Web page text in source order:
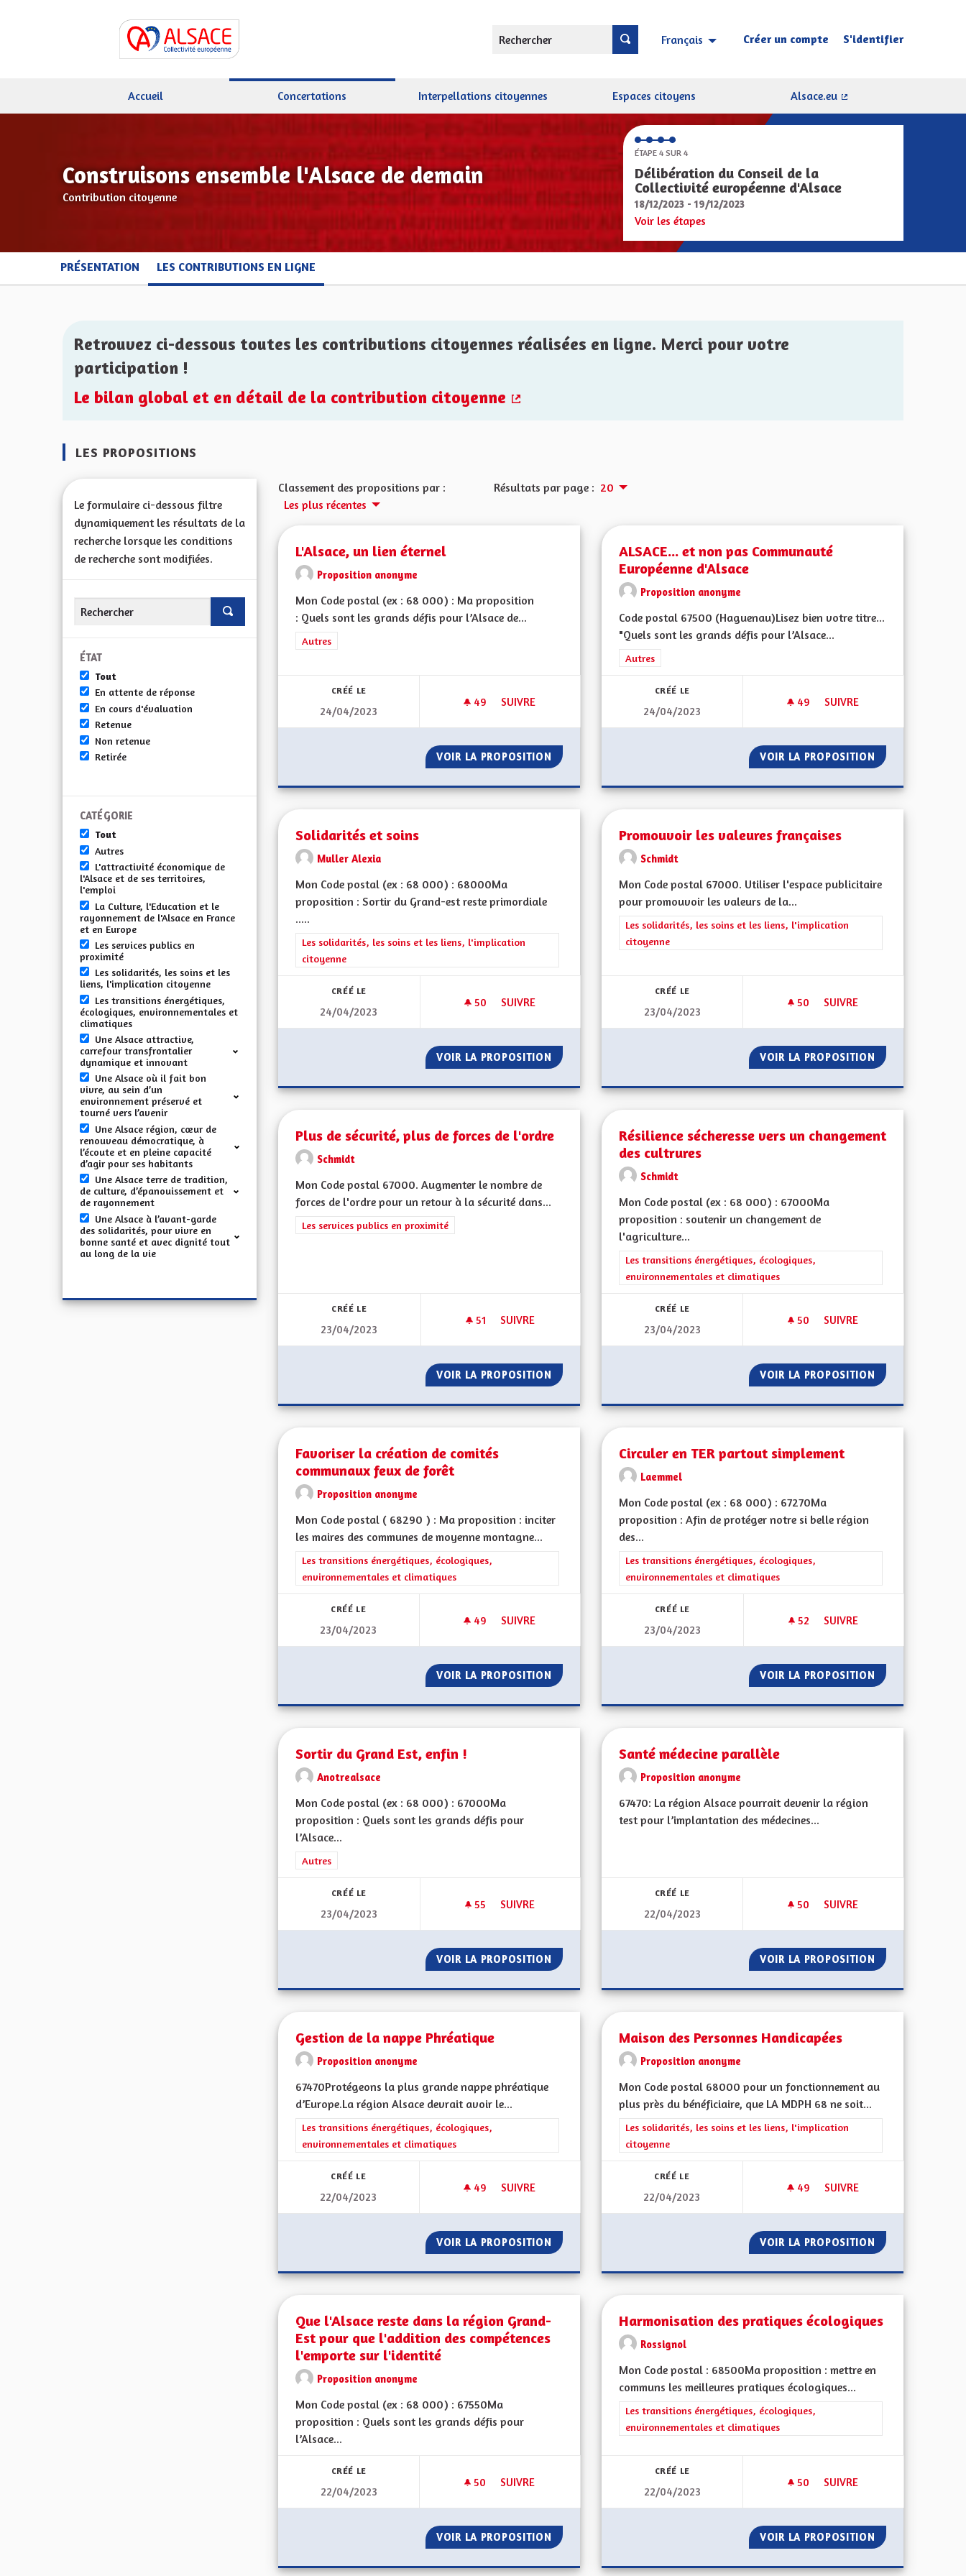
Rechercher Français Choisir la langue Sprache wählen
Créer un compte S'identifier
Accueil Concertations Interpellations citoyennes Espaces citoyens
Alsace.eu
Construisons ensemble l'Alsace de demain
Contribution citoyenne
ÉTAPE 4 SUR 4
Délibération du Conseil de la
Collectivité européenne d'Alsace
18/12/2023 - 19/12/2023
Voir les étapes
PRÉSENTATION LES CONTRIBUTIONS EN LIGNE
Retrouvez ci-dessous toutes les contributions citoyennes réalisées en ligne. Merci pour votre
participation !
Le bilan global et en détail de la contribution citoyenne
LES PROPOSITIONS
Le formulaire ci-dessous filtre
dynamiquement les résultats de la
recherche lorsque les conditions
de recherche sont modifiées.
ÉTAT
Tout
En attente de réponse
En cours d'évaluation
Retenue
Non retenue
Retirée
CATÉGORIE
Tout
Autres
L'attractivité économique de
l'Alsace et de ses territoires,
l'emploi
La Culture, l'Education et le
rayonnement de l'Alsace en France
et en Europe
Les services publics en
proximité
Les solidarités, les soins et les
liens, l'implication citoyenne
Les transitions énergétiques,
écologiques, environnementales et
climatiques
Une Alsace attractive,
carrefour transfrontalier
dynamique et innovant
Une Alsace où il fait bon
vivre, au sein d’un
environnement préservé et
tourné vers l’avenir
Une Alsace région, cœur de
renouveau démocratique, à
l’écoute et en pleine capacité
d’agir pour ses habitants
Une Alsace terre de tradition,
de culture, d’épanouissement et
de rayonnement
Une Alsace à l’avant-garde
des solidarités, pour vivre en
bonne santé et avec dignité tout
au long de la vie
Classement des propositions par :
Les plus récentes
Résultats par page : 20
L'Alsace, un lien éternel
Proposition anonyme
Mon Code postal (ex : 68 000) : Ma proposition
: Quels sont les grands défis pour l’Alsace de...
Filtrer les résultats de la catégorie : Autres
Autres
CRÉÉ LE
24/04/2023
49 49 ABONNÉS
SUIVRE
VOIR LA PROPOSITION L'ALSACE, UN LIEN ÉTERNEL
ALSACE... et non pas Communauté
Européenne d'Alsace
Proposition anonyme
Code postal 67500 (Haguenau)Lisez bien votre titre...
"Quels sont les grands défis pour l’Alsace...
Filtrer les résultats de la catégorie : Autres
Autres
CRÉÉ LE
24/04/2023
49 49 ABONNÉS
SUIVRE
VOIR LA PROPOSITION ALSACE... ET
Solidarités et soins
Muller Alexia
Mon Code postal (ex : 68 000) : 68000Ma
proposition : Sortir du Grand-est reste primordiale
.....
Filtrer les résultats de la catégorie : Les solidarités, les soins et les liens, l'implication citoyenne
Les solidarités, les soins et les liens, l'implication
citoyenne
CRÉÉ LE
24/04/2023
50 50 ABONNÉS
SUIVRE
VOIR LA PROPOSITION SOLIDARITÉS ET SOINS
Promouvoir les valeures françaises
Schmidt
Mon Code postal 67000. Utiliser l'espace publicitaire
pour promouvoir les valeurs de la...
Filtrer les résultats de la catégorie : Les solidarités, les soins et les liens,
Les solidarités, les soins et les liens, l'implication
citoyenne
CRÉÉ LE
23/04/2023
50 50 ABONNÉS
SUIVRE
VOIR LA PROPOSITION PROMOUVOIR
Plus de sécurité, plus de forces de l'ordre
Schmidt
Mon Code postal 67000. Augmenter le nombre de
forces de l'ordre pour un retour à la sécurité dans...
Filtrer les résultats de la catégorie : Les services publics en proximité
Les services publics en proximité
CRÉÉ LE
23/04/2023
51 51 ABONNÉS
SUIVRE
PLUS DE SÉCURITÉ, PLUS DE FORCES DE L'ORDRE
VOIR LA PROPOSITION PLUS DE SÉCURITÉ, PLUS DE FORCES DE L'ORDRE
Résilience sécheresse vers un changement
des cultrures
Schmidt
Mon Code postal (ex : 68 000) : 67000Ma
proposition : soutenir un changement de
l'agriculture...
Filtrer les résultats de la catégorie : Les transitions énergétiques,
Les transitions énergétiques, écologiques,
environnementales et climatiques
CRÉÉ LE
23/04/2023
50 50 ABONNÉS
SUIVRE
VOIR LA PROPOSITION RÉSILIENCE
Favoriser la création de comités
communaux feux de forêt
Proposition anonyme
Mon Code postal ( 68290 ) : Ma proposition : inciter
les maires des communes de moyenne montagne...
Filtrer les résultats de la catégorie : Les transitions énergétiques, écologiques, environnementales et climatiques
Les transitions énergétiques, écologiques,
environnementales et climatiques
CRÉÉ LE
23/04/2023
49 49 ABONNÉS
SUIVRE
FAVORISER LA CRÉATION DE COMITÉS COMMUNAUX FEUX DE FORÊT
VOIR LA PROPOSITION FAVORISER LA CRÉATION DE COMITÉS COMMUNAUX FEUX DE FORÊT
Circuler en TER partout simplement
Laemmel
Mon Code postal (ex : 68 000) : 67270Ma
proposition : Afin de protéger notre si belle région
des...
Filtrer les résultats de la catégorie : Les transitions énergétiques,
Les transitions énergétiques, écologiques,
environnementales et climatiques
CRÉÉ LE
23/04/2023
52 52 ABONNÉS
SUIVRE
VOIR LA PROPOSITION CIRCULER EN
Sortir du Grand Est, enfin !
Anotrealsace
Mon Code postal (ex : 68 000) : 67000Ma
proposition : Quels sont les grands défis pour
l’Alsace...
Filtrer les résultats de la catégorie : Autres
Autres
CRÉÉ LE
23/04/2023
55 55 ABONNÉS
SUIVRE
SORTIR DU GRAND EST, ENFIN !
VOIR LA PROPOSITION SORTIR DU GRAND EST, ENFIN !
Santé médecine parallèle
Proposition anonyme
67470: La région Alsace pourrait devenir la région
test pour l’implantation des médecines...
CRÉÉ LE
22/04/2023
50 50 ABONNÉS
SUIVRE
VOIR LA PROPOSITION SANTÉ
Gestion de la nappe Phréatique
Proposition anonyme
67470Protégeons la plus grande nappe phréatique
d’Europe.La région Alsace devrait avoir le...
Filtrer les résultats de la catégorie : Les transitions énergétiques, écologiques, environnementales et climatiques
Les transitions énergétiques, écologiques,
environnementales et climatiques
CRÉÉ LE
22/04/2023
49 49 ABONNÉS
SUIVRE
GESTION DE LA NAPPE PHRÉATIQUE
VOIR LA PROPOSITION GESTION DE LA NAPPE PHRÉATIQUE
Maison des Personnes Handicapées
Proposition anonyme
Mon Code postal 68000 pour un fonctionnement au
plus près du bénéficiaire, que LA MDPH 68 ne soit...
Filtrer les résultats de la catégorie : Les solidarités, les soins et les liens,
Les solidarités, les soins et les liens, l'implication
citoyenne
CRÉÉ LE
22/04/2023
49 49 ABONNÉS
SUIVRE
VOIR LA PROPOSITION MAISON DES
Que l'Alsace reste dans la région Grand-
Est pour que l'addition des compétences
l'emporte sur l'identité
Proposition anonyme
Mon Code postal (ex : 68 000) : 67550Ma
proposition : Quels sont les grands défis pour
l’Alsace...
CRÉÉ LE
22/04/2023
50 50 ABONNÉS
SUIVRE
QUE L'ALSACE RESTE DANS LA RÉGION GRAND-EST POUR QUE L'ADDITION DES COMPÉTENCES
VOIR LA PROPOSITION QUE L'ALSACE RESTE DANS LA RÉGION GRAND-EST POUR QUE L'ADDITION DES
Harmonisation des pratiques écologiques
Rossignol
Mon Code postal : 68500Ma proposition : mettre en
communs les meilleures pratiques écologiques...
Filtrer les résultats de la catégorie : Les transitions énergétiques,
Les transitions énergétiques, écologiques,
environnementales et climatiques
CRÉÉ LE
22/04/2023
50 50 ABONNÉS
SUIVRE
VOIR LA PROPOSITION